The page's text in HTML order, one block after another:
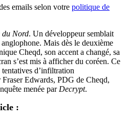
emails selon votre politique de
du Nord. Un développeur semblait
Mais dès le deuxième
Cheqd, son accent a changé, sa
s’est mis à afficher du coréen. Ce
d’infiltration
Fraser Edwards, PDG de Cheqd,
menée par Decrypt.
: